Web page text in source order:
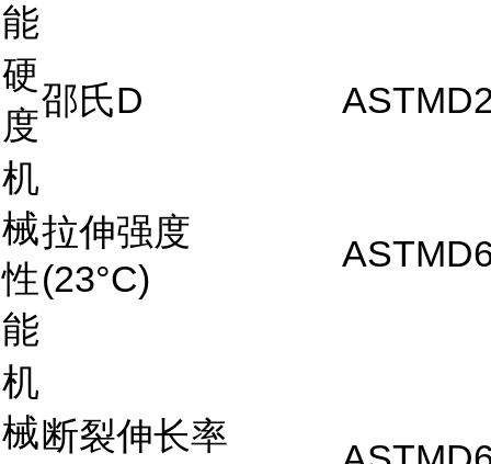
能
硬
度
邵氏D
机
械
性
能
拉伸强度
(23°C)
机
械断裂伸长率